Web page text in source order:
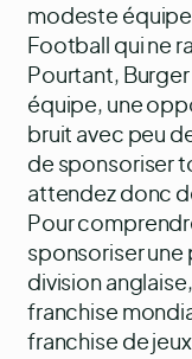
modeste équipe
Football qui ne
Pourtant,
équipe, une
bruit avec peu
de sponsoriser
attendez donc
Pour
sponsoriser
division
franchise
franchise de